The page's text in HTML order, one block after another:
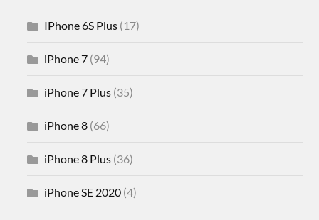
IPhone 6S Plus (17)
iPhone 7 (94)
iPhone 7 Plus (35)
iPhone 8 (66)
iPhone 8 Plus (36)
iPhone SE 2020 (4)